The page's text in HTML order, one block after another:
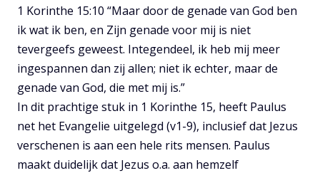
1 Korinthe 15:10 “Maar door de genade van God ben
ik wat ik ben, en Zijn genade voor mij is niet
tevergeefs geweest. Integendeel, ik heb mij meer
ingespannen dan zij allen; niet ik echter, maar de
genade van God, die met mij is.”
In dit prachtige stuk in 1 Korinthe 15, heeft Paulus
net het Evangelie uitgelegd (v1-9), inclusief dat Jezus
verschenen is aan een hele rits mensen. Paulus
maakt duidelijk dat Jezus o.a. aan hemzelf